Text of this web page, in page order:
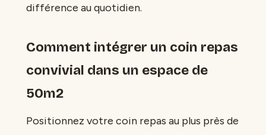
différence au quotidien.
Comment intégrer un coin repas
convivial dans un espace de
50m2
Positionnez votre coin repas au plus près de